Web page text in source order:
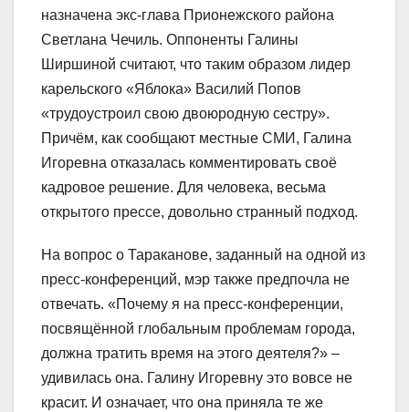
назначена экс-глава Прионежского района
Светлана Чечиль. Оппоненты Галины
Ширшиной считают, что таким образом лидер
карельского «Яблока» Василий Попов
«трудоустроил свою двоюродную сестру».
Причём, как сообщают местные СМИ, Галина
Игоревна отказалась комментировать своё
кадровое решение. Для человека, весьма
открытого прессе, довольно странный подход.
На вопрос о Тараканове, заданный на одной из
пресс-конференций, мэр также предпочла не
отвечать. «Почему я на пресс-конференции,
посвящённой глобальным проблемам города,
должна тратить время на этого деятеля?» –
удивилась она. Галину Игоревну это вовсе не
красит. И означает, что она приняла те же